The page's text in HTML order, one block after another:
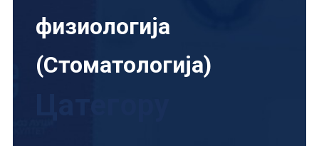
физиологија
(Стоматологија)